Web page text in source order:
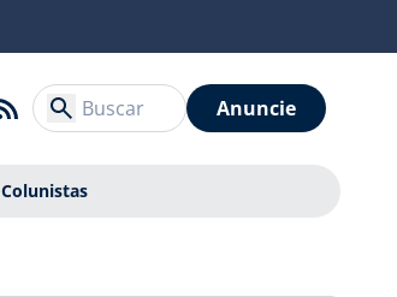
Anuncie
Colunistas